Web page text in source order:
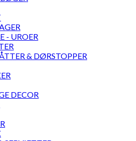
- UROER
& DØRSTOPPER
DECOR